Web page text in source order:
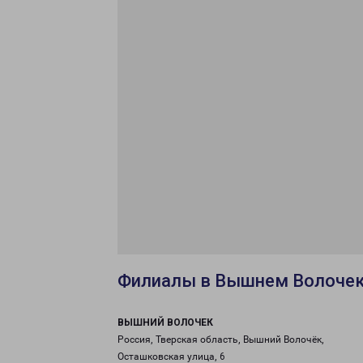
Филиалы в Вышнем
ВЫШНИЙ ВОЛОЧЕК
Россия, Тверская область, Вышний Волочёк,
Осташковская улица, 6